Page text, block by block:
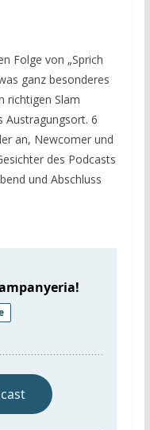
Folge von „Sprich
ganz besonderes
richtigen Slam
Austragungsort. 6
an, Newcomer und
des Podcasts
und Abschluss